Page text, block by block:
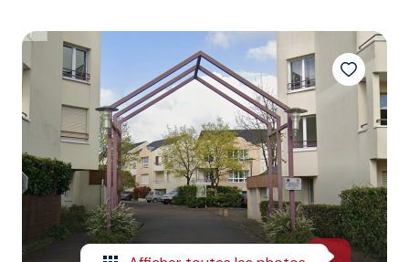
E-MAIL
CONTACT